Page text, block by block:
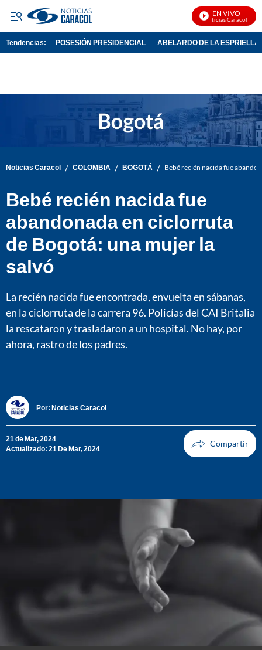
EN VIVO
Noticias Caracol En
Tendencias: POSESIÓN PRESIDENCIAL ABELARDO DE LA ESPRIELLA
Noticias Caracol / COLOMBIA / BOGOTÁ / Bebé recién nacida fue
Bebé recién nacida fue
abandonada en ciclorruta
de Bogotá: una mujer la
salvó
La recién nacida fue encontrada, envuelta en sábanas,
en la ciclorruta de la carrera 96. Policías del CAI Britalia
la rescataron y trasladaron a un hospital. No hay, por
ahora, rastro de los padres.
Por: Noticias Caracol
21 de Mar, 2024
Actualizado: 21 De Mar, 2024